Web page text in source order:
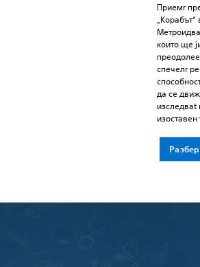
Приемr
които ще
спечелr
да се
изследваt